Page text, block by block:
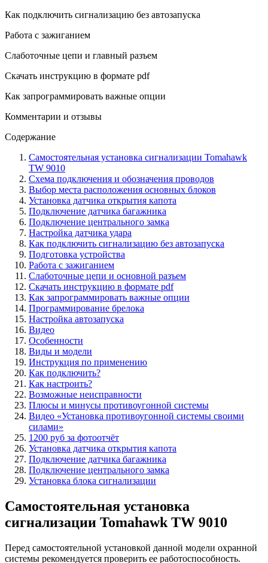
Как подключить сигнализацию без автозапуска
Работа с зажиганием
Слаботочные цепи и главный разъем
Скачать инструкцию в формате pdf
Как запрограммировать важные опции
Комментарии и отзывы
Содержание
Самостоятельная установка сигнализации Tomahawk
TW 9010
Схема подключения и обозначения проводов
Выбор места расположения основных блоков
Установка датчика открытия капота
Подключение датчика багажника
Подключение центрального замка
Настройка датчика удара
Как подключить сигнализацию без автозапуска
Подготовка устройства
Работа с зажиганием
Слаботочные цепи и основной разъем
Скачать инструкцию в формате pdf
Как запрограммировать важные опции
Программирование брелока
Настройка автозапуска
Видео
Особенности
Виды и модели
Инструкция по применению
Как подключить?
Как настроить?
Возможные неисправности
Плюсы и минусы противоугонной системы
Видео «Установка противоугонной системы своими
силами»
1200 руб за фотоотчёт
Установка датчика открытия капота
Подключение датчика багажника
Подключение центрального замка
Установка блока сигнализации
Самостоятельная установка
сигнализации Tomahawk TW 9010
Перед самостоятельной установкой данной модели охранной
системы рекомендуется проверить ее работоспособность.